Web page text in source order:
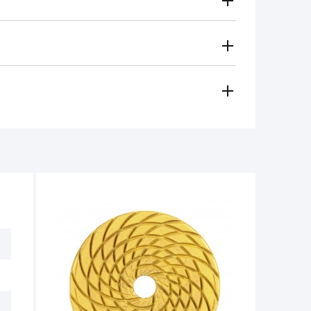
Secondo le tariffe del vettore
contanti)
ci sono tracce d'uso.